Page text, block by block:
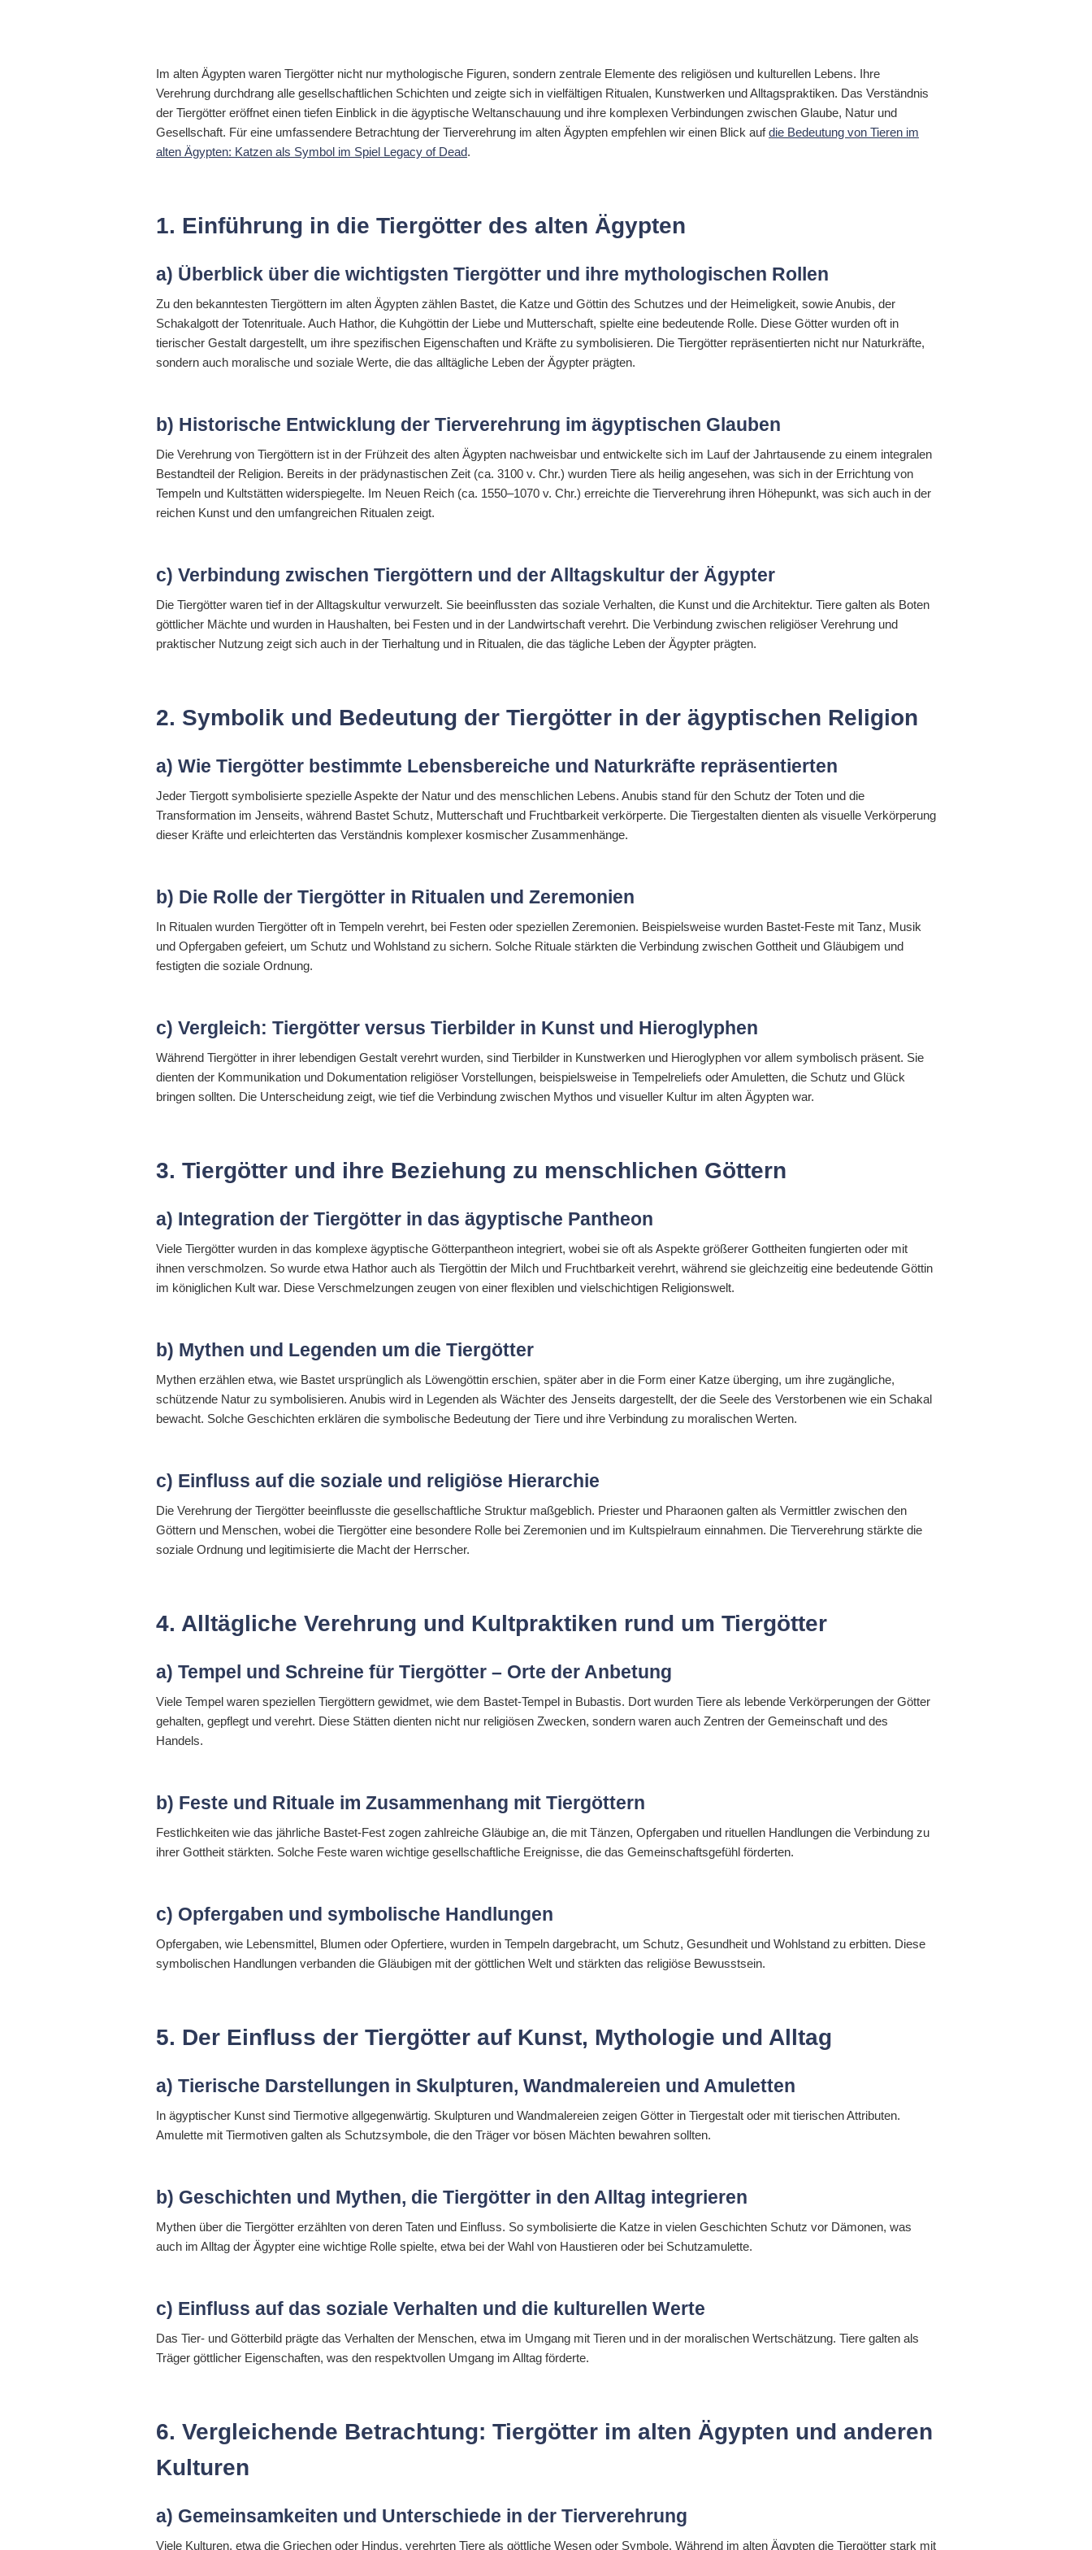
Im alten Ägypten waren Tiergötter nicht nur mythologische Figuren, sondern zentrale Elemente des religiösen und kulturellen Lebens. Ihre
Verehrung durchdrang alle gesellschaftlichen Schichten und zeigte sich in vielfältigen Ritualen, Kunstwerken und Alltagspraktiken. Das Verständnis
der Tiergötter eröffnet einen tiefen Einblick in die ägyptische Weltanschauung und ihre komplexen Verbindungen zwischen Glaube, Natur und
Gesellschaft. Für eine umfassendere Betrachtung der Tierverehrung im alten Ägypten empfehlen wir einen Blick aufdie Bedeutung von Tieren im
alten Ägypten: Katzen als Symbol im Spiel Legacy of Dead.
1. Einführung in die Tiergötter des alten Ägypten
a) Überblick über die wichtigsten Tiergötter und ihre mythologischen Rollen
Zu den bekanntesten Tiergöttern im alten Ägypten zählen Bastet, die Katze und Göttin des Schutzes und der Heimeligkeit, sowie Anubis, der
Schakalgott der Totenrituale. Auch Hathor, die Kuhgöttin der Liebe und Mutterschaft, spielte eine bedeutende Rolle. Diese Götter wurden oft in
tierischer Gestalt dargestellt, um ihre spezifischen Eigenschaften und Kräfte zu symbolisieren. Die Tiergötter repräsentierten nicht nur Naturkräfte,
sondern auch moralische und soziale Werte, die das alltägliche Leben der Ägypter prägten.
b) Historische Entwicklung der Tierverehrung im ägyptischen Glauben
Die Verehrung von Tiergöttern ist in der Frühzeit des alten Ägypten nachweisbar und entwickelte sich im Lauf der Jahrtausende zu einem integralen
Bestandteil der Religion. Bereits in der prädynastischen Zeit (ca. 3100 v. Chr.) wurden Tiere als heilig angesehen, was sich in der Errichtung von
Tempeln und Kultstätten widerspiegelte. Im Neuen Reich (ca. 1550–1070 v. Chr.) erreichte die Tierverehrung ihren Höhepunkt, was sich auch in der
reichen Kunst und den umfangreichen Ritualen zeigt.
c) Verbindung zwischen Tiergöttern und der Alltagskultur der Ägypter
Die Tiergötter waren tief in der Alltagskultur verwurzelt. Sie beeinflussten das soziale Verhalten, die Kunst und die Architektur. Tiere galten als Boten
göttlicher Mächte und wurden in Haushalten, bei Festen und in der Landwirtschaft verehrt. Die Verbindung zwischen religiöser Verehrung und
praktischer Nutzung zeigt sich auch in der Tierhaltung und in Ritualen, die das tägliche Leben der Ägypter prägten.
2. Symbolik und Bedeutung der Tiergötter in der ägyptischen Religion
a) Wie Tiergötter bestimmte Lebensbereiche und Naturkräfte repräsentierten
Jeder Tiergott symbolisierte spezielle Aspekte der Natur und des menschlichen Lebens. Anubis stand für den Schutz der Toten und die
Transformation im Jenseits, während Bastet Schutz, Mutterschaft und Fruchtbarkeit verkörperte. Die Tiergestalten dienten als visuelle Verkörperung
dieser Kräfte und erleichterten das Verständnis komplexer kosmischer Zusammenhänge.
b) Die Rolle der Tiergötter in Ritualen und Zeremonien
In Ritualen wurden Tiergötter oft in Tempeln verehrt, bei Festen oder speziellen Zeremonien. Beispielsweise wurden Bastet-Feste mit Tanz, Musik
und Opfergaben gefeiert, um Schutz und Wohlstand zu sichern. Solche Rituale stärkten die Verbindung zwischen Gottheit und Gläubigem und
festigten die soziale Ordnung.
c) Vergleich: Tiergötter versus Tierbilder in Kunst und Hieroglyphen
Während Tiergötter in ihrer lebendigen Gestalt verehrt wurden, sind Tierbilder in Kunstwerken und Hieroglyphen vor allem symbolisch präsent. Sie
dienten der Kommunikation und Dokumentation religiöser Vorstellungen, beispielsweise in Tempelreliefs oder Amuletten, die Schutz und Glück
bringen sollten. Die Unterscheidung zeigt, wie tief die Verbindung zwischen Mythos und visueller Kultur im alten Ägypten war.
3. Tiergötter und ihre Beziehung zu menschlichen Göttern
a) Integration der Tiergötter in das ägyptische Pantheon
Viele Tiergötter wurden in das komplexe ägyptische Götterpantheon integriert, wobei sie oft als Aspekte größerer Gottheiten fungierten oder mit
ihnen verschmolzen. So wurde etwa Hathor auch als Tiergöttin der Milch und Fruchtbarkeit verehrt, während sie gleichzeitig eine bedeutende Göttin
im königlichen Kult war. Diese Verschmelzungen zeugen von einer flexiblen und vielschichtigen Religionswelt.
b) Mythen und Legenden um die Tiergötter
Mythen erzählen etwa, wie Bastet ursprünglich als Löwengöttin erschien, später aber in die Form einer Katze überging, um ihre zugängliche,
schützende Natur zu symbolisieren. Anubis wird in Legenden als Wächter des Jenseits dargestellt, der die Seele des Verstorbenen wie ein Schakal
bewacht. Solche Geschichten erklären die symbolische Bedeutung der Tiere und ihre Verbindung zu moralischen Werten.
c) Einfluss auf die soziale und religiöse Hierarchie
Die Verehrung der Tiergötter beeinflusste die gesellschaftliche Struktur maßgeblich. Priester und Pharaonen galten als Vermittler zwischen den
Göttern und Menschen, wobei die Tiergötter eine besondere Rolle bei Zeremonien und im Kultspielraum einnahmen. Die Tierverehrung stärkte die
soziale Ordnung und legitimisierte die Macht der Herrscher.
4. Alltägliche Verehrung und Kultpraktiken rund um Tiergötter
a) Tempel und Schreine für Tiergötter – Orte der Anbetung
Viele Tempel waren speziellen Tiergöttern gewidmet, wie dem Bastet-Tempel in Bubastis. Dort wurden Tiere als lebende Verkörperungen der Götter
gehalten, gepflegt und verehrt. Diese Stätten dienten nicht nur religiösen Zwecken, sondern waren auch Zentren der Gemeinschaft und des
Handels.
b) Feste und Rituale im Zusammenhang mit Tiergöttern
Festlichkeiten wie das jährliche Bastet-Fest zogen zahlreiche Gläubige an, die mit Tänzen, Opfergaben und rituellen Handlungen die Verbindung zu
ihrer Gottheit stärkten. Solche Feste waren wichtige gesellschaftliche Ereignisse, die das Gemeinschaftsgefühl förderten.
c) Opfergaben und symbolische Handlungen
Opfergaben, wie Lebensmittel, Blumen oder Opfertiere, wurden in Tempeln dargebracht, um Schutz, Gesundheit und Wohlstand zu erbitten. Diese
symbolischen Handlungen verbanden die Gläubigen mit der göttlichen Welt und stärkten das religiöse Bewusstsein.
5. Der Einfluss der Tiergötter auf Kunst, Mythologie und Alltag
a) Tierische Darstellungen in Skulpturen, Wandmalereien und Amuletten
In ägyptischer Kunst sind Tiermotive allgegenwärtig. Skulpturen und Wandmalereien zeigen Götter in Tiergestalt oder mit tierischen Attributen.
Amulette mit Tiermotiven galten als Schutzsymbole, die den Träger vor bösen Mächten bewahren sollten.
b) Geschichten und Mythen, die Tiergötter in den Alltag integrieren
Mythen über die Tiergötter erzählten von deren Taten und Einfluss. So symbolisierte die Katze in vielen Geschichten Schutz vor Dämonen, was
auch im Alltag der Ägypter eine wichtige Rolle spielte, etwa bei der Wahl von Haustieren oder bei Schutzamulette.
c) Einfluss auf das soziale Verhalten und die kulturellen Werte
Das Tier- und Götterbild prägte das Verhalten der Menschen, etwa im Umgang mit Tieren und in der moralischen Wertschätzung. Tiere galten als
Träger göttlicher Eigenschaften, was den respektvollen Umgang im Alltag förderte.
6. Vergleichende Betrachtung: Tiergötter im alten Ägypten und anderen
Kulturen
a) Gemeinsamkeiten und Unterschiede in der Tierverehrung
Viele Kulturen, etwa die Griechen oder Hindus, verehrten Tiere als göttliche Wesen oder Symbole. Während im alten Ägypten die Tiergötter stark mit